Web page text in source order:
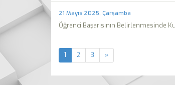
21 Mayıs 2025, Çarşamba
Öğrenci Başarısının Belirlenmesinde
1 2 3 »